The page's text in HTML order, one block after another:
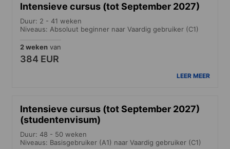
Intensieve cursus (tot September 2027)
Duur: 2 - 41 weken
Niveaus: Absoluut beginner naar Vaardig gebruiker (C1)
2 weken van
384 EUR
LEER MEER
Intensieve cursus (tot September 2027)
(studentenvisum)
Duur: 48 - 50 weken
Niveaus: Basisgebruiker (A1) naar Vaardig gebruiker (C1)